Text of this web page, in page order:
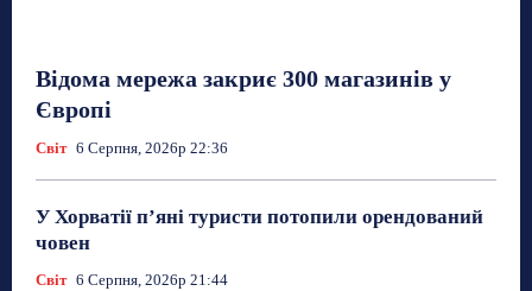
Відома мережа закриє 300 магазинів у
Європі
Світ 6 Серпня, 2026р 22:36
У Хорватії пʼяні туристи потопили орендований
човен
Світ 6 Серпня, 2026р 21:44